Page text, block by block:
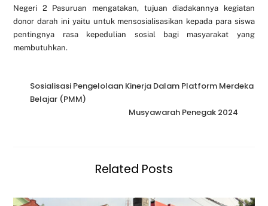
Negeri 2 Pasuruan mengatakan, tujuan diadakannya kegiatan
donor darah ini yaitu untuk mensosialisasikan kepada para siswa
pentingnya rasa kepedulian sosial bagi masyarakat yang
membutuhkan.
Sosialisasi Pengelolaan Kinerja Dalam Platform Merdeka
Belajar (PMM)
Musyawarah Penegak 2024
Related Posts